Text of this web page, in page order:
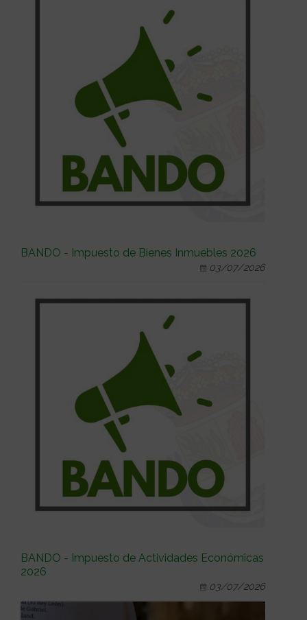
BANDO - Impuesto de Bienes Inmuebles 2026
03/07/2026
BANDO - Impuesto de Actividades Económicas
2026
03/07/2026